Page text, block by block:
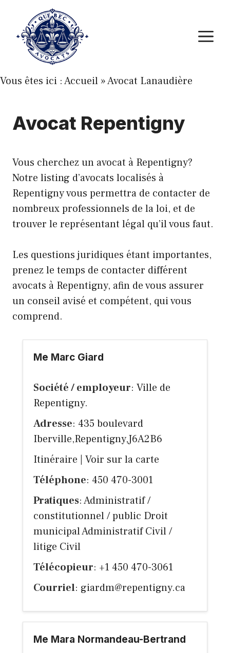
contenu
Vous êtes ici :Accueil »Avocat Lanaudière
Avocat Repentigny
Vous cherchez un avocat à Repentigny?
Notre listing d’avocats localisés à
Repentigny vous permettra de contacter de
nombreux professionnels de la loi, et de
trouver le représentant légal qu’il vous faut.
Les questions juridiques étant importantes,
prenez le temps de contacter différent
avocats à Repentigny, afin de vous assurer
un conseil avisé et compétent, qui vous
comprend.
Me Marc Giard
Société / employeur: Ville de
Repentigny.
Adresse: 435 boulevard
Iberville,Repentigny,J6A2B6
Itinéraire
Voir sur la carte
Téléphone: 450 470-3001
Pratiques: Administratif /
constitutionnel / public Droit
municipal Administratif Civil /
litige Civil
Télécopieur: +1 450 470-3061
Courriel: giardm@repentigny.ca
Me Mara Normandeau-Bertrand